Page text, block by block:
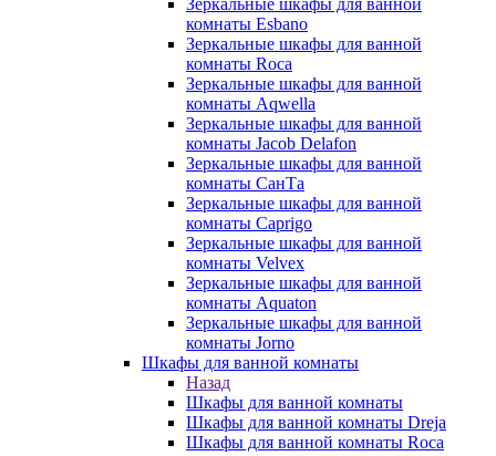
Зеркальные шкафы для ванной
комнаты Esbano
Зеркальные шкафы для ванной
комнаты Roca
Зеркальные шкафы для ванной
комнаты Aqwella
Зеркальные шкафы для ванной
комнаты Jacob Delafon
Зеркальные шкафы для ванной
комнаты СанТа
Зеркальные шкафы для ванной
комнаты Caprigo
Зеркальные шкафы для ванной
комнаты Velvex
Зеркальные шкафы для ванной
комнаты Aquaton
Зеркальные шкафы для ванной
комнаты Jorno
Шкафы для ванной комнаты
Назад
Шкафы для ванной комнаты
Шкафы для ванной комнаты Dreja
Шкафы для ванной комнаты Roca